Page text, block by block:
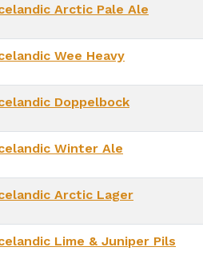
Arctic Pale Ale
Wee Heavy
Doppelbock
Winter Ale
Arctic Lager
Lime & Juniper Pils